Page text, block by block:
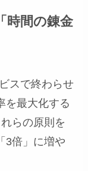
時間の錬金
スで終わらせ
を最大化する
らの原則を
3倍」に増や